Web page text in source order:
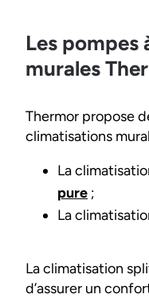
Les pompes
murales
Thermor propose
climatisations
La
pure ;
La
La climatisation
d’assurer un